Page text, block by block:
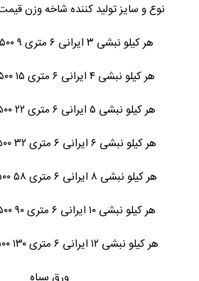
نوع و سایز تولید کننده شاخه وزن
هر کیلو نبشی ۳ ایرانی ۶ متری ۹ ۳۹,۵۰۰ (۰.۰۰%)۰
هر کیلو نبشی ۴ ایرانی ۶ متری ۱۵ ۳۹,۵۰۰ (۰.۰۰%)۰
هر کیلو نبشی ۵ ایرانی ۶ متری ۲۲ ۳۹,۵۰۰ (۰.۰۰%)۰
هر کیلو نبشی ۶ ایرانی ۶ متری ۳۲ ۳۹,۵۰۰ (۰.۰۰%)۰
هر کیلو نبشی ۸ ایرانی ۶ متری ۵۸ ۳۹,۵۰۰ (۰.۰۰%)۰
هر کیلو نبشی ۱۰ ایرانی ۶ متری ۹۰ ۳۹,۵۰۰ (۰.۰۰%)۰
هر کیلو نبشی ۱۲ ایرانی ۶ متری ۱۳۰ ۳۹,۵۰۰ (۰.۰۰%)۰